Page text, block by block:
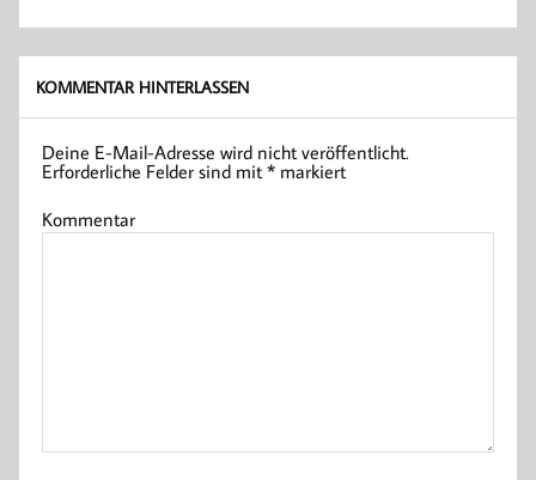
KOMMENTAR HINTERLASSEN
Deine E-Mail-Adresse wird nicht veröffentlicht.
Erforderliche Felder sind mit* markiert
Kommentar